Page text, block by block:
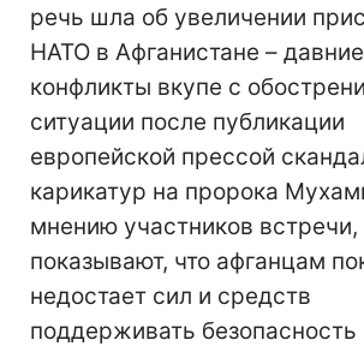
речь шла об увеличении
НАТО в Афганистане – давние
конфликты вкупе с
ситуации после публикации
европейской прессой
карикатур на пророка
мнению участников встречи,
показывают, что афганцам
недостает сил и средств
поддерживать безопасность